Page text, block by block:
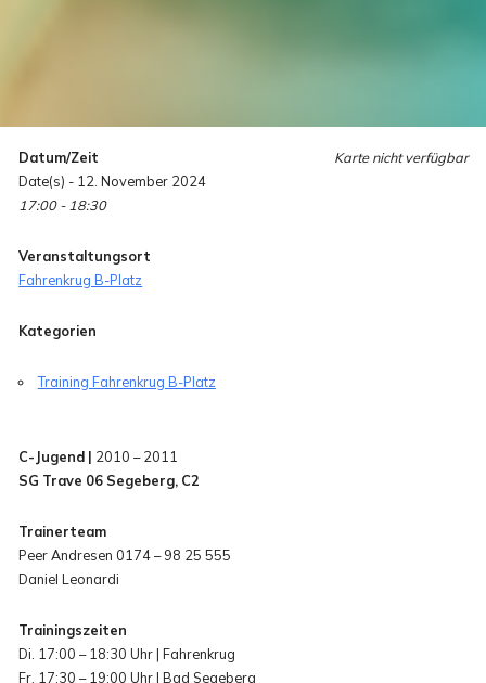
Karte nicht verfügbar
Datum/Zeit
Date(s) - 12. November 2024
17:00 - 18:30
Veranstaltungsort
Fahrenkrug B-Platz
Kategorien
Training Fahrenkrug B-Platz
C-Jugend | 2010 – 2011
SG Trave 06 Segeberg, C2
Trainerteam
Peer Andresen 0174 – 98 25 555
Daniel Leonardi
Trainingszeiten
Di. 17:00 – 18:30 Uhr | Fahrenkrug
Fr. 17:30 – 19:00 Uhr | Bad Segeberg